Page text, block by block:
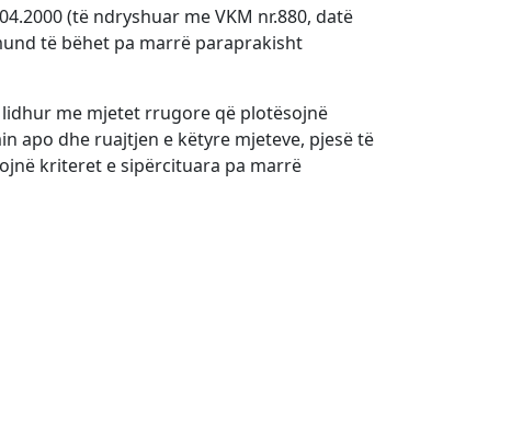
(të ndryshuar me VKM nr.880, datë
të bëhet pa marrë paraprakisht
lidhur me mjetet rrugore që plotësojnë
apo dhe ruajtjen e këtyre mjeteve, pjesë të
kriteret e sipërcituara pa marrë